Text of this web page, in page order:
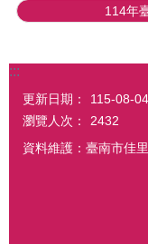
114年
:::
更新日期：
115-08-04
瀏覽人次：
2432
資料維護：臺南市佳